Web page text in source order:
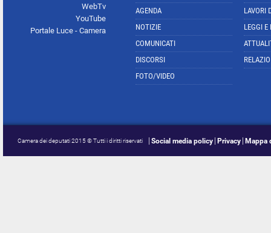
WebTv
YouTube
Portale Luce - Camera
AGENDA
NOTIZIE
COMUNICATI
DISCORSI
FOTO/VIDEO
LAVORI
LEGGI E
Camera dei deputati 2015 © Tutti i diritti riservati Social media policy Privacy Mappa